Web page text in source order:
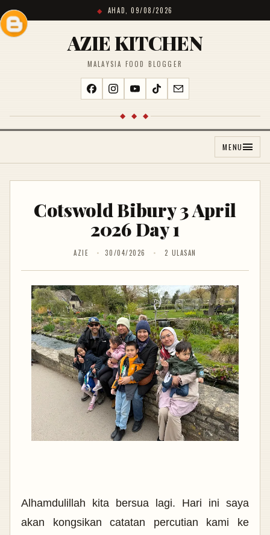
AHAD, 09/08/2026
AZIE KITCHEN
MALAYSIA FOOD BLOGGER
◆ ◆ ◆
MENU
Cotswold Bibury 3 April
2026 Day 1
AZIE 30/04/2026 2 ULASAN
Alhamdulillah kita bersua lagi. Hari ini saya
akan kongsikan catatan percutian kami ke